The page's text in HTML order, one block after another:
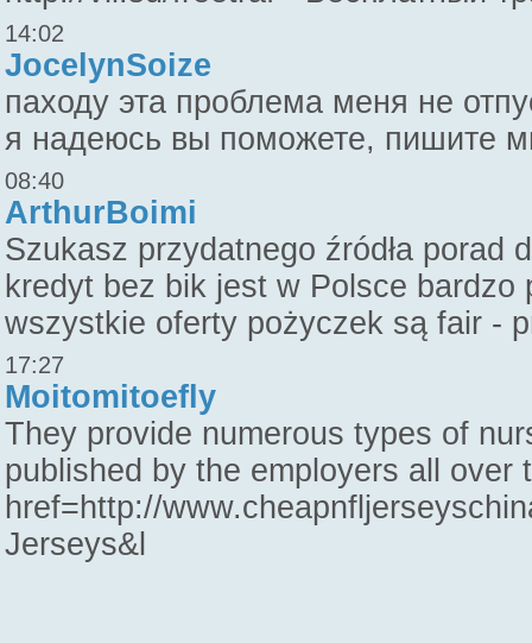
14:02
JocelynSoize
паходу эта проблема меня не
я надеюсь вы поможете, пишите
08:40
ArthurBoimi
Szukasz przydatnego źródła porad
kredyt bez bik jest w Polsce
wszystkie oferty pożyczek są fair -
17:27
Moitomitoefly
They provide numerous types of
published by the employers all over
href=http://
Jerseys&l